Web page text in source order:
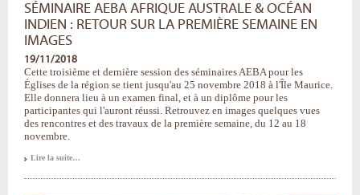
SÉMINAIRE AEBA AFRIQUE AUSTRALE & OCÉAN
INDIEN : RETOUR SUR LA PREMIÈRE SEMAINE EN
IMAGES
19/11/2018
Cette troisième et dernière session des séminaires AEBA pour les
Églises de la région se tient jusqu'au 25 novembre 2018 à l'Île Maurice.
Elle donnera lieu à un examen final, et à un diplôme pour les
participantes qui l'auront réussi. Retrouvez en images quelques vues
des rencontres et des travaux de la première semaine, du 12 au 18
novembre.
Séminaire
Lire la suite…